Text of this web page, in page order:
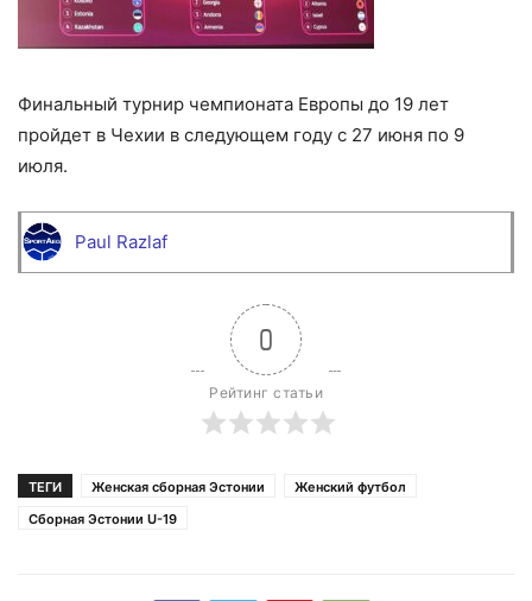
Финальный турнир чемпионата Европы до 19 лет
пройдет в Чехии в следующем году с 27 июня по 9
июля.
Paul Razlaf
0
Рейтинг статьи
ТЕГИ Женская сборная Эстонии
Женский футбол
Сборная Эстонии U-19